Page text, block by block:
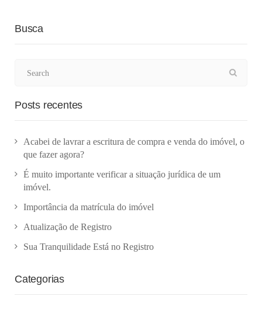
Busca
Posts recentes
Acabei de lavrar a escritura de compra e venda do imóvel, o
que fazer agora?
É muito importante verificar a situação jurídica de um
imóvel.
Importância da matrícula do imóvel
Atualização de Registro
Sua Tranquilidade Está no Registro
Categorias